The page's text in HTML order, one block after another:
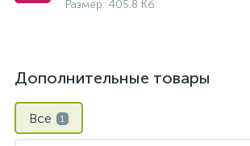
Размер: 405.8 Кб
Дополнительные товары
Все 1